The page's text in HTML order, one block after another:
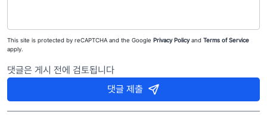
This site is protected by reCAPTCHA and the Google Privacy Policyand Terms of Service
apply.
댓글은 게시 전에 검토됩니다
댓글 제출